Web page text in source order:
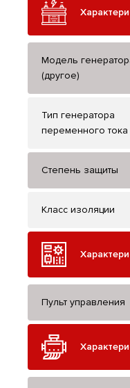
Модель
(другое)
Тип генератора
переменного тока
Степень защиты
Класс изоляции
Пульт управления